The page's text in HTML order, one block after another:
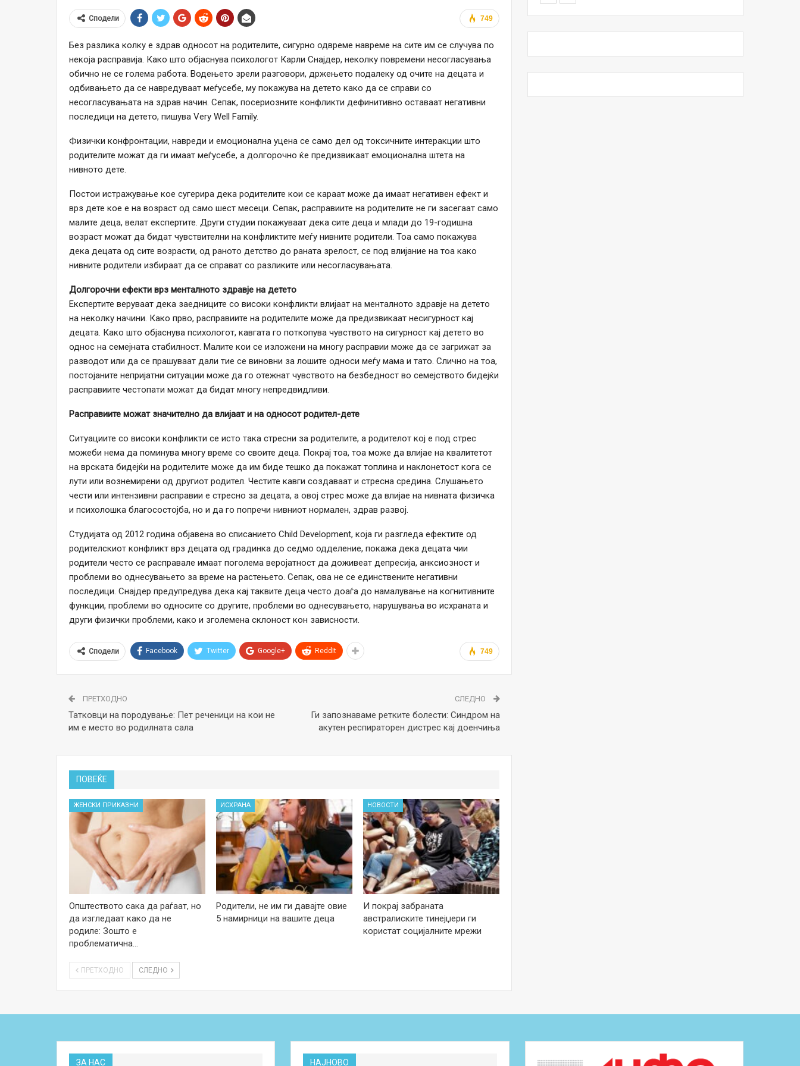
749
Сподели
Без разлика колку е здрав односот на родителите, сигурно одвреме навреме на сите им се случува по
некоја расправија. Како што објаснува психологот Карли Снајдер, неколку повремени несогласувања
обично не се голема работа. Водењето зрели разговори, држењето подалеку од очите на децата и
одбивањето да се навредуваат меѓусебе, му покажува на детето како да се справи со
несогласувањата на здрав начин. Сепак, посериозните конфликти дефинитивно оставаат негативни
последици на детето, пишува Very Well Family.
Физички конфронтации, навреди и емоционална уцена се само дел од токсичните интеракции што
родителите можат да ги имаат меѓусебе, а долгорочно ќе предизвикаат емоционална штета на
нивното дете.
Постои истражување кое сугерира дека родителите кои се караат може да имаат негативен ефект и
врз дете кое е на возраст од само шест месеци. Сепак, расправиите на родителите не ги засегаат само
малите деца, велат експертите. Други студии покажуваат дека сите деца и млади до 19-годишна
возраст можат да бидат чувствителни на конфликтите меѓу нивните родители. Тоа само покажува
дека децата од сите возрасти, од раното детство до раната зрелост, се под влијание на тоа како
нивните родители избираат да се справат со разликите или несогласувањата.
Долгорочни ефекти врз менталното здравје на детето
Експертите веруваат дека заедниците со високи конфликти влијаат на менталното здравје на детето
на неколку начини. Како прво, расправиите на родителите може да предизвикаат несигурност кај
децата. Како што објаснува психологот, кавгата го поткопува чувството на сигурност кај детето во
однос на семејната стабилност. Малите кои се изложени на многу расправии може да се загрижат за
разводот или да се прашуваат дали тие се виновни за лошите односи меѓу мама и тато. Слично на тоа,
постојаните непријатни ситуации може да го отежнат чувството на безбедност во семејството бидејќи
расправиите честопати можат да бидат многу непредвидливи.
Расправиите можат значително да влијаат и на односот родител-дете
Ситуациите со високи конфликти се исто така стресни за родителите, а родителот кој е под стрес
можеби нема да поминува многу време со своите деца. Покрај тоа, тоа може да влијае на квалитетот
на врската бидејќи на родителите може да им биде тешко да покажат топлина и наклонетост кога се
лути или вознемирени од другиот родител. Честите кавги создаваат и стресна средина. Слушањето
чести или интензивни расправии е стресно за децата, а овој стрес може да влијае на нивната физичка
и психолошка благосостојба, но и да го попречи нивниот нормален, здрав развој.
Студијата од 2012 година објавена во списанието Child Development, која ги разгледа ефектите од
родителскиот конфликт врз децата од градинка до седмо одделение, покажа дека децата чии
родители често се расправале имаат поголема веројатност да доживеат депресија, анксиозност и
проблеми во однесувањето за време на растењето. Сепак, ова не се единствените негативни
последици. Снајдер предупредува дека кај таквите деца често доаѓа до намалување на когнитивните
функции, проблеми во односите со другите, проблеми во однесувањето, нарушувања во исхраната и
други физички проблеми, како и зголемена склоност кон зависности.
749
Сподели Facebook Twitter Google+ ReddIt
ПРЕТХОДНО
Татковци на породување: Пет реченици на кои не
им е место во родилната сала
СЛЕДНО
Ги запознаваме ретките болести: Синдром на
акутен респираторен дистрес кај доенчиња
ПОВЕЌЕ
ЖЕНСКИ ПРИКАЗНИ
Општеството сака да раѓаат, но
да изгледаат како да не
родиле: Зошто е
проблематична…
ИСХРАНА
Родители, не им ги давајте овие
5 намирници на вашите деца
НОВОСТИ
И покрај забраната
австралиските тинејџери ги
користат социјалните мрежи
ПРЕТХОДНО СЛЕДНО
ЗА НАС НАЈНОВО